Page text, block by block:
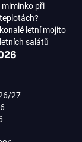
při
letní mojito
salátů
27